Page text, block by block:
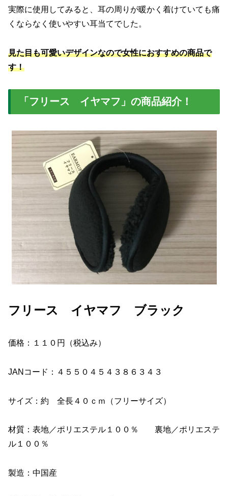
実際に使用してみると、耳の周りが暖かく着けていても痛
くならなく使いやすい耳当てでした。
見た目も可愛いデザインなので女性におすすめの商品で
す！
「フリース イヤマフ」の商品紹介！
フリース イヤマフ ブラック
価格：１１０円（税込み）
JANコード：４５５０４５４３８６３４３
サイズ：約 全長４０ｃｍ（フリーサイズ）
材質：表地／ポリエステル１００％ 裏地／ポリエステ
ル１００％
製造：中国産